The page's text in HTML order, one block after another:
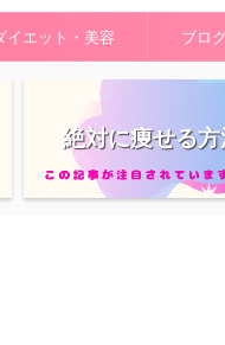
イエット・美容 ブロ
絶対に痩せる